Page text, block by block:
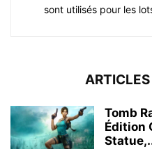
sont utilisés pour les
Tomb
Édition